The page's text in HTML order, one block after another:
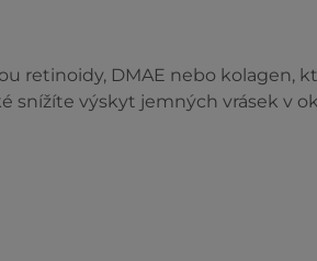
retinoidy, DMAE nebo kolagen,
výskyt jemných vrásek v